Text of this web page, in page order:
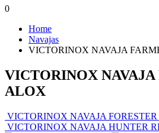
0
Home
Navajas
VICTORINOX NAVAJA
VICTORINOX NAVAJA
ALOX
VICTORINOX NAVAJA FORESTER
VICTORINOX NAVAJA HUNTER